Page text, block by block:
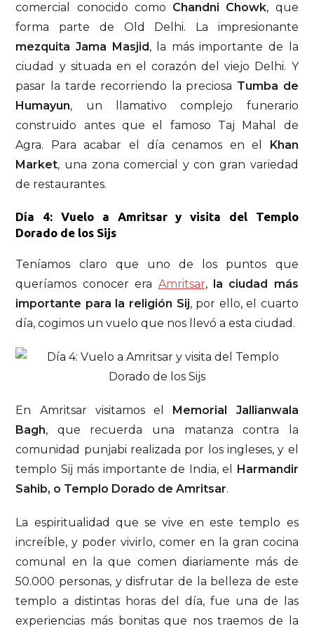
comercial conocido como Chandni Chowk, que
forma parte de Old Delhi. La impresionante
mezquita Jama Masjid , la más importante de la
ciudad y situada en el corazón del viejo Delhi. Y
pasar la tarde recorriendo la preciosa Tumba de
Humayun, un llamativo complejo funerario
construido antes que el famoso Taj Mahal de
Agra. Para acabar el día cenamos en el
Khan
Market, una zona comercial y con gran variedad
de restaurantes.
Día 4: Vuelo a Amritsar y visita del Templo
Dorado de los Sijs
Teníamos claro que uno de los puntos que
queríamos conocer era Amritsar,
la ciudad más
importante para la religión Sij, por ello, el cuarto
día, cogimos un vuelo que nos llevó a esta ciudad.
En Amritsar visitamos el
Memorial Jallianwala
Bagh, que recuerda una matanza contra la
comunidad punjabi realizada por los ingleses, y el
templo Sij más importante de India, el
Harmandir
Sahib, o Templo Dorado de Amritsar.
La espiritualidad que se vive en este templo es
increíble, y poder vivirlo, comer en la gran cocina
comunal en la que comen diariamente más de
50.000 personas, y disfrutar de la belleza de este
templo a distintas horas del día, fue una de las
experiencias más bonitas que nos traemos de la